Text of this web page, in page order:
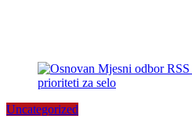
Uncategorized